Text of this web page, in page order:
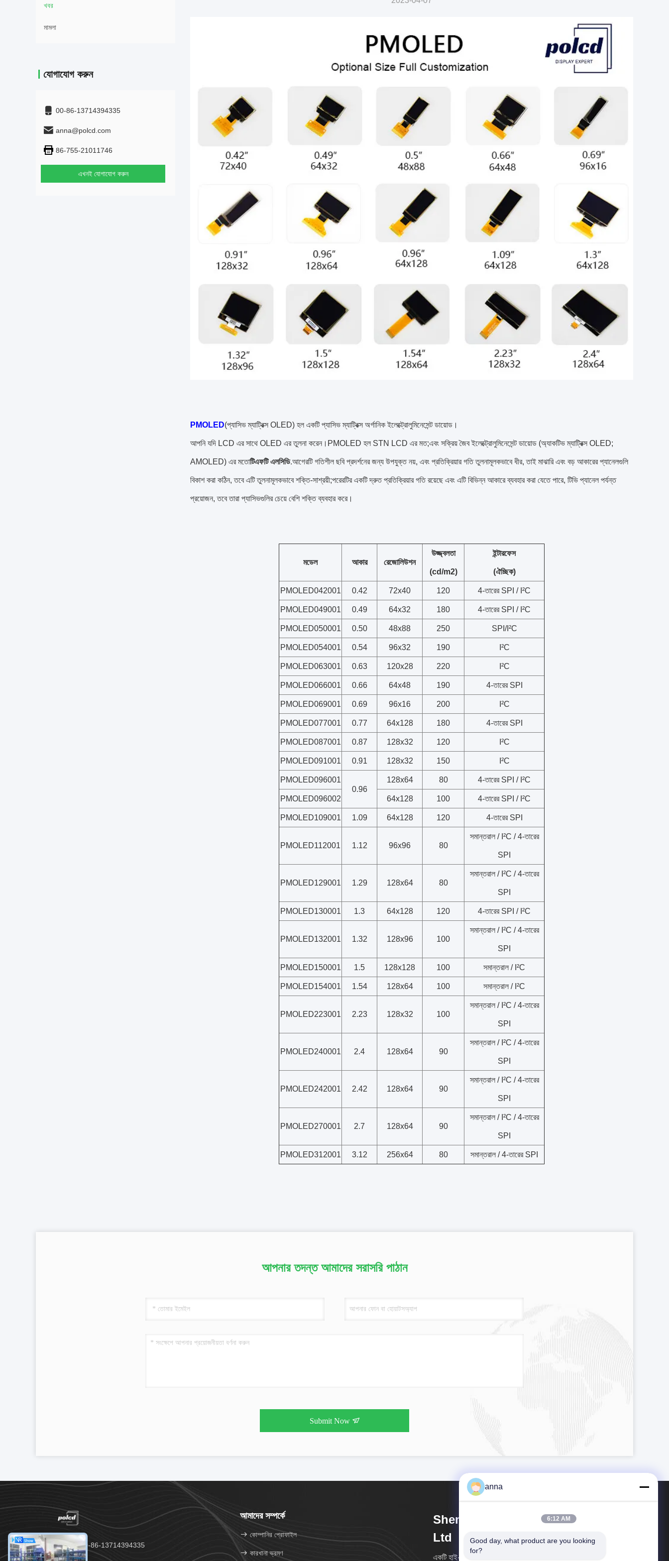
খবর
মামলা
যোগাযোগ করুন
00-86-13714394335
anna@polcd.com
86-755-21011746
এখনই যোগাযোগ করুন
PMOLED(প্যাসিভ ম্যাট্রিক্স OLED) হল একটি প্যাসিভ ম্যাট্রিক্স অর্গানিক ইলেক্ট্রোলুমিনেসেন্ট ডায়োড।
আপনি যদি LCD এর সাথে OLED এর তুলনা করেন।PMOLED হল STN LCD এর মত;এবং সক্রিয় জৈব ইলেক্ট্রোলুমিনেসেন্ট ডায়োড (অ্যাকটিভ ম্যাট্রিক্স OLED;
AMOLED) এর মতোটিএফটি এলসিডি.আগেরটি গতিশীল ছবি প্রদর্শনের জন্য উপযুক্ত নয়, এবং প্রতিক্রিয়ার গতি তুলনামূলকভাবে ধীর, তাই মাঝারি এবং বড় আকারের প্যানেলগুলি
বিকাশ করা কঠিন, তবে এটি তুলনামূলকভাবে শক্তি-সাশ্রয়ী;পরেরটির একটি দ্রুত প্রতিক্রিয়ার গতি রয়েছে এবং এটি বিভিন্ন আকারে ব্যবহার করা যেতে পারে, টিভি প্যানেল পর্যন্ত
প্রয়োজন, তবে তারা প্যাসিভগুলির চেয়ে বেশি শক্তি ব্যবহার করে।
মডেল আকার রেজোলিউশন
উজ্জ্বলতা
(cd/m2)
ইন্টারফেস
(ঐচ্ছিক)
PMOLED042001 0.42 72x40 120 4-তারের SPI / I²C
PMOLED049001 0.49 64x32 180 4-তারের SPI / I²C
PMOLED050001 0.50 48x88 250 SPI/I²C
PMOLED054001 0.54 96x32 190 I²C
PMOLED063001 0.63 120x28 220 I²C
PMOLED066001 0.66 64x48 190 4-তারের SPI
PMOLED069001 0.69 96x16 200 I²C
PMOLED077001 0.77 64x128 180 4-তারের SPI
PMOLED087001 0.87 128x32 120 I²C
PMOLED091001 0.91 128x32 150 I²C
PMOLED096001
0.96
128x64 80 4-তারের SPI / I²C
PMOLED096002 64x128 100 4-তারের SPI / I²C
PMOLED109001 1.09 64x128 120 4-তারের SPI
PMOLED112001 1.12 96x96 80
সমান্তরাল / I²C / 4-তারের
SPI
PMOLED129001 1.29 128x64 80
সমান্তরাল / I²C / 4-তারের
SPI
PMOLED130001 1.3 64x128 120 4-তারের SPI / I²C
PMOLED132001 1.32 128x96 100
সমান্তরাল / I²C / 4-তারের
SPI
PMOLED150001 1.5 128x128 100 সমান্তরাল / I²C
PMOLED154001 1.54 128x64 100 সমান্তরাল / I²C
PMOLED223001 2.23 128x32 100
সমান্তরাল / I²C / 4-তারের
SPI
PMOLED240001 2.4 128x64 90
সমান্তরাল / I²C / 4-তারের
SPI
PMOLED242001 2.42 128x64 90
সমান্তরাল / I²C / 4-তারের
SPI
PMOLED270001 2.7 128x64 90
সমান্তরাল / I²C / 4-তারের
SPI
PMOLED312001 3.12 256x64 80 সমান্তরাল / 4-তারের SPI
আপনার তদন্ত আমাদের সরাসরি পাঠান
Submit Now
টেলিফোন：00-86-13714394335
আমাদের সম্পর্কে
কোম্পানির প্রোফাইল
কারখানা ভ্রমণ
Shenzhen P&O Technology Co.,
Ltd
একটি হাই-টেক এন্টারপ্রাইজ হিসাবে, Shenzhen P&O Technology
anna
6:12 AM
Good day, what product are you looking
for?